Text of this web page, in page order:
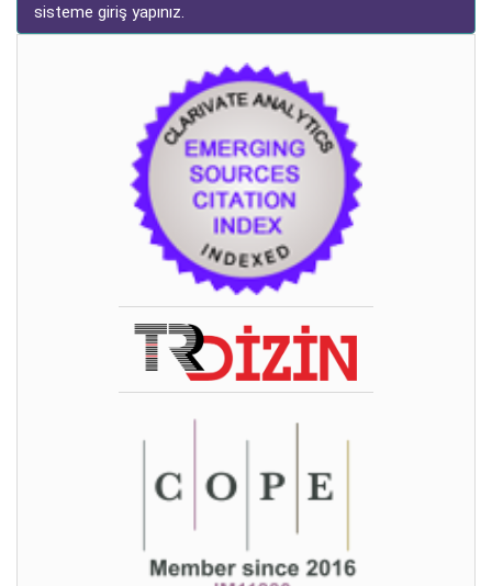
sisteme giriş yapınız.